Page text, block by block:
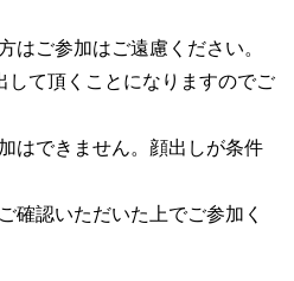
ご参加はご遠慮ください。
して頂くことになりますのでご
できません。顔出しが条件
認いただいた上でご参加く